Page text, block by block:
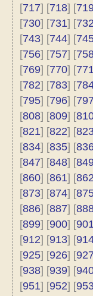
[717] [718] [
[730] [731] [
[743] [744] [
[756] [757] [
[769] [770] [
[782] [783] [
[795] [796] [
[808] [809] [
[821] [822] [
[834] [835] [
[847] [848] [
[860] [861] [
[873] [874] [
[886] [887] [
[899] [900] [
[912] [913] [
[925] [926] [
[938] [939] [
[951] [952] [